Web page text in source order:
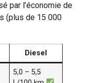
par l’économie de
(plus de 15 000
Diesel
5,0 – 5,5